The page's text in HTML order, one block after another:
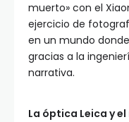
muerto» con el
ejercicio de
en un mundo
gracias a la
narrativa.
La óptica Leica y